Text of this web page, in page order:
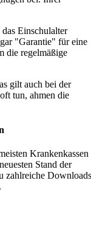
Einschulalter
"Garantie" für eine
die regelmäßige
gilt auch bei der
tun, ahmen die
Krankenkassen
Stand der
zahlreiche Downloads